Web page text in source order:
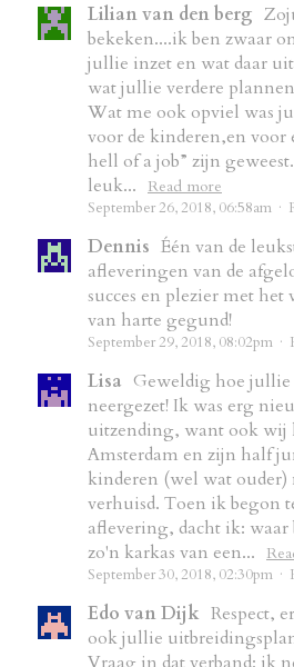
Lilian van den berg
bekeken....ik ben zwaar
jullie inzet en wat daar
wat jullie verdere
Wat me ook opviel was
voor de kinderen,en voor
hell of a job” zijn
leuk...
Read more
September 26, 2018, 06:58am ·
Dennis Één van de
afleveringen van de
succes en plezier met
van harte gegund!
September 29, 2018, 08:02pm ·
Lisa Geweldig hoe jullie
neergezet! Ik was erg
uitzending, want ook wij
Amsterdam en zijn half
kinderen (wel wat ouder)
verhuisd. Toen ik begon
aflevering, dacht ik: waar
zo'n karkas van een...
September 30, 2018, 02:30pm ·
Edo van Dijk Respect,
ook jullie